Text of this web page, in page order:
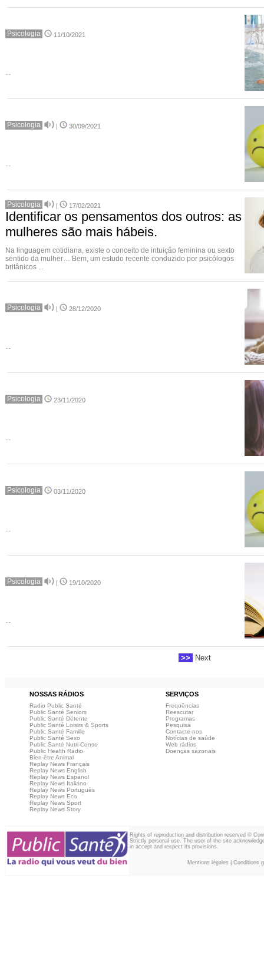
Psicologia 11/10/2021
...
Psicologia | 30/09/2021
...
Psicologia | 17/02/2021
Identificar os pensamentos dos outros: as
mulheres são mais hábeis.
Na linguagem cotidiana, existe o conceito de intuição feminina ou sexto
sentido da mulher… Bem, um estudo recente conduzido por psicólogos
britânicos ...
Psicologia | 28/12/2020
...
Psicologia 23/11/2020
...
Psicologia 03/11/2020
...
Psicologia | 19/10/2020
...
>> Next
NOSSAS RÁDIOS SERVIÇOS
Radio Public Santé
Public Santé Seniors
Public Santé Détente
Public Santé Loisirs & Sports
Public Santé Famille
Public Santé Sexo
Public Santé Nutri-Conso
Public Health Radio
Bien-être Animal
Replay News Français
Replay News English
Replay News Espanol
Replay News Italiano
Replay News Portuguès
Replay News Eco
Replay News Sport
Replay News Story
Frequências
Reescutar
Programas
Pesquisa
Contacte-nos
Notícias de saúde
Web rádios
Doenças sazonais
Rights of reproduction and distribution reserved ©
Strictly personal use. The user of the site
in accept and respect its provisions.
Mentions légales Conditions